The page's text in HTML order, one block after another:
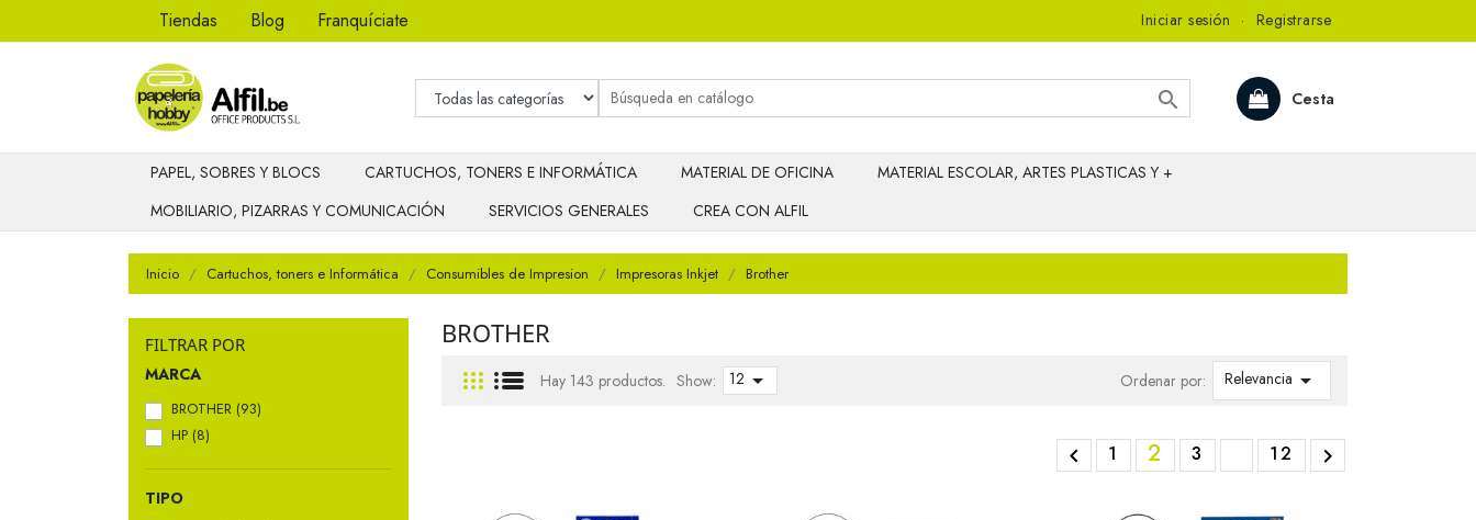
Tiendas Blog Franquíciate Iniciar sesión · Registrarse
Cesta

PAPEL, SOBRES Y BLOCS CARTUCHOS, TONERS E INFORMÁTICA MATERIAL DE OFICINA
MATERIAL ESCOLAR, ARTES PLASTICAS Y +
MOBILIARIO, PIZARRAS Y COMUNICACIÓN
SERVICIOS GENERALES CREA CON ALFIL
Inicio Cartuchos, toners e Informática Consumibles de Impresion Impresoras Inkjet Brother
FILTRAR POR
MARCA
BROTHER (93)
HP (8)
TIPO
BROTHER
Hay 143 productos. Show: 12  Ordenar por: Relevancia 
 1 2 3 12 